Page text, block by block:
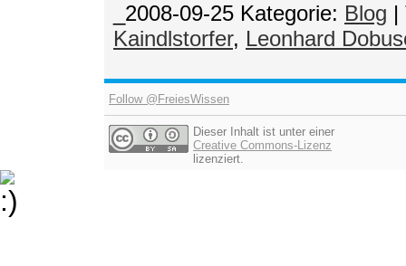
_2008-09-25 Kategorie: Blog |
Kaindlstorfer, Leonhard
Follow @FreiesWissen
Dieser Inhalt ist unter einer
Creative Commons-Lizenz
lizenziert.